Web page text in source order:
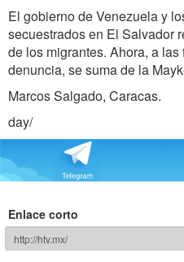
El gobierno de Venezuela y
secuestrados en El Salvador
de los migrantes. Ahora, a
denuncia, se suma de la
Marcos Salgado, Caracas.
day/
Enlace corto